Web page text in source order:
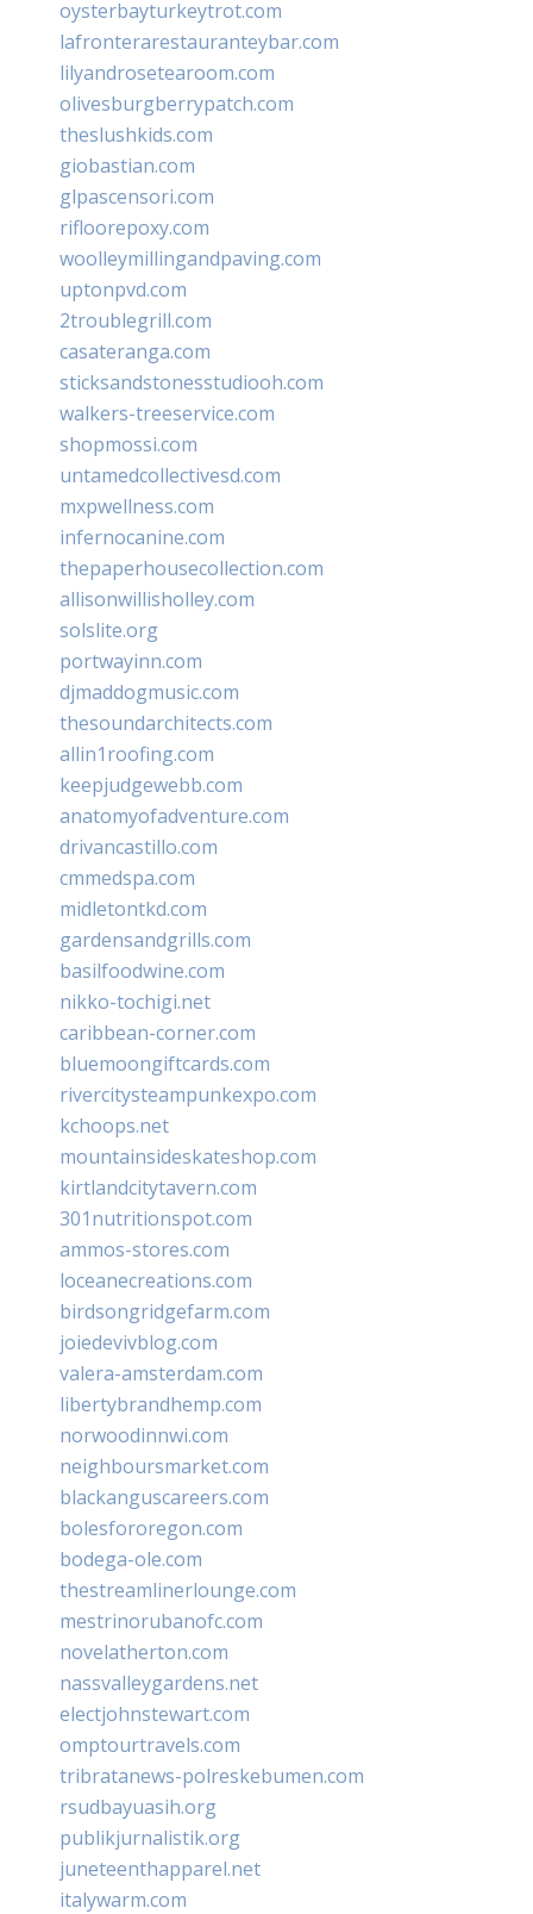
oysterbayturkeytrot.com
lafronterarestauranteybar.com
lilyandrosetearoom.com
olivesburgberrypatch.com
theslushkids.com
giobastian.com
glpascensori.com
rifloorepoxy.com
woolleymillingandpaving.com
uptonpvd.com
2troublegrill.com
casateranga.com
sticksandstonesstudiooh.com
walkers-treeservice.com
shopmossi.com
untamedcollectivesd.com
mxpwellness.com
infernocanine.com
thepaperhousecollection.com
allisonwillisholley.com
solslite.org
portwayinn.com
djmaddogmusic.com
thesoundarchitects.com
allin1roofing.com
keepjudgewebb.com
anatomyofadventure.com
drivancastillo.com
cmmedspa.com
midletontkd.com
gardensandgrills.com
basilfoodwine.com
nikko-tochigi.net
caribbean-corner.com
bluemoongiftcards.com
rivercitysteampunkexpo.com
kchoops.net
mountainsideskateshop.com
kirtlandcitytavern.com
301nutritionspot.com
ammos-stores.com
loceanecreations.com
birdsongridgefarm.com
joiedevivblog.com
valera-amsterdam.com
libertybrandhemp.com
norwoodinnwi.com
neighboursmarket.com
blackanguscareers.com
bolesfororegon.com
bodega-ole.com
thestreamlinerlounge.com
mestrinorubanofc.com
novelatherton.com
nassvalleygardens.net
electjohnstewart.com
omptourtravels.com
tribratanews-polreskebumen.com
rsudbayuasih.org
publikjurnalistik.org
juneteenthapparel.net
italywarm.com